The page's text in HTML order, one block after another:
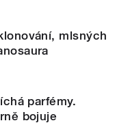
mlsných
parfémy.
bojuje